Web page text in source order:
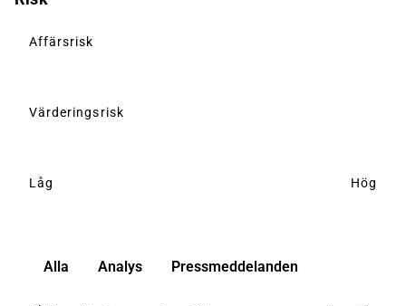
Affärsrisk
Värderingsrisk
Låg Hög
Alla Analys Pressmeddelanden